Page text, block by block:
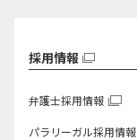
採用情報
弁護士採用情報
パラリーガル採用情報